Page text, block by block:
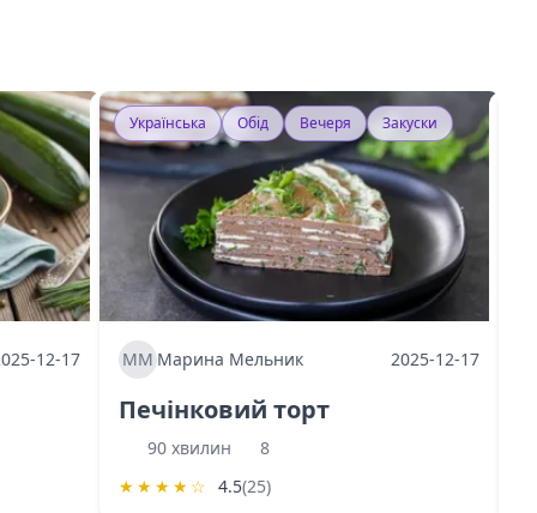
12-17
Українська Обід Вечеря Закуски
МММарина Мельник 2025-12-17
Печінковий торт
90 хвилин
8
★ ★ ★ ★ ☆ 4.5(25)